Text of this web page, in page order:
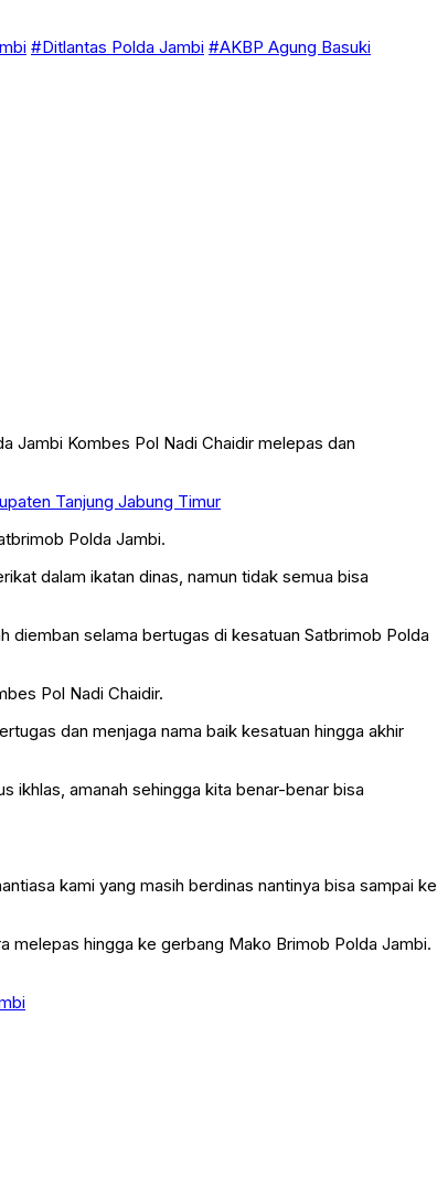
#Ditlantas Polda Jambi #AKBP Agung Basuki
Jambi Kombes Pol Nadi Chaidir melepas dan
Tanjung Jabung Timur
Polda Jambi.
dalam ikatan dinas, namun tidak semua bisa
diemban selama bertugas di kesatuan Satbrimob Polda
Pol Nadi Chaidir.
dan menjaga nama baik kesatuan hingga akhir
ikhlas, amanah sehingga kita benar-benar bisa
kami yang masih berdinas nantinya bisa sampai ke
melepas hingga ke gerbang Mako Brimob Polda Jambi.